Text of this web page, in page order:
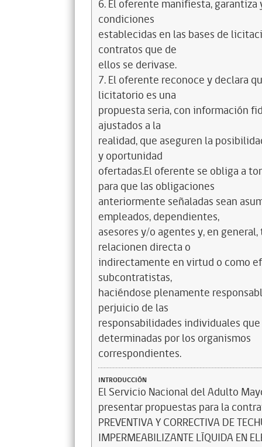
6. El oferente manifiesta,
condiciones
establecidas en las bases de
contratos que de
ellos se derivase.
7. El oferente reconoce y declara
licitatorio es una
propuesta seria, con información
ajustados a la
realidad, que aseguren la
y oportunidad
ofertadas.El oferente se obliga a
para que las obligaciones
anteriormente señaladas sean
empleados, dependientes,
asesores y/o agentes y, en
relacionen directa o
indirectamente en virtud o como
subcontratistas,
haciéndose plenamente
perjuicio de las
responsabilidades individuales
determinadas por los organismos
correspondientes.
INTRODUCCIÓN
El Servicio Nacional del Adulto
presentar propuestas para la
PREVENTIVA Y CORRECTIVA DE
IMPERMEABILIZANTE LÍQUIDA EN